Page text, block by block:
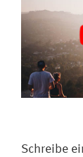
Schreibe